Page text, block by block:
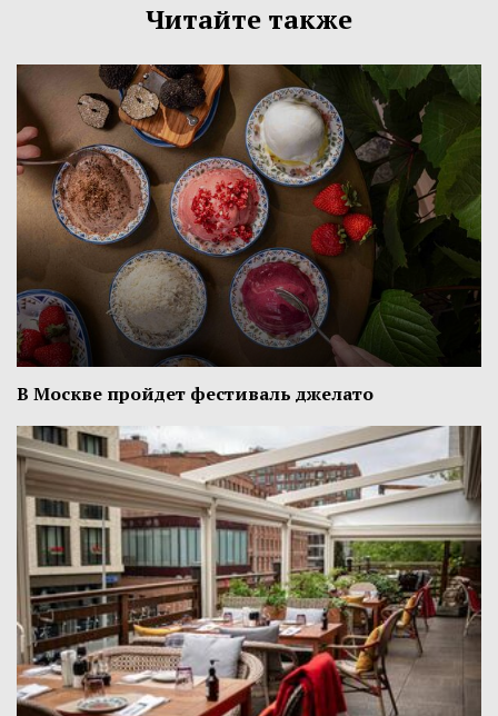
Читайте также
В Москве пройдет фестиваль джелато